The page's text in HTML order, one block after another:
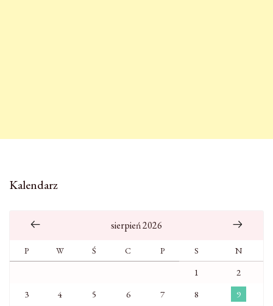
Kalendarz
sierpień 2026
P W Ś C P S N
1
2
3
4 5 6 7 8 9